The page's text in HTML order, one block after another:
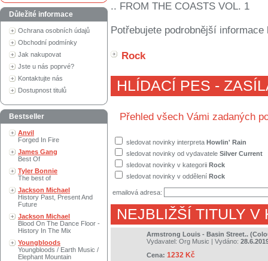
Důležité informace
Ochrana osobních údajů
Obchodní podmínky
Jak nakupovat
Jste u nás poprvé?
Kontaktujte nás
Dostupnost titulů
Bestseller
Anvil
Forged In Fire
James Gang
Best Of
Tyler Bonnie
The best of
Jackson Michael
History Past, Present And
Future
Jackson Michael
Blood On The Dance Floor -
History In The Mix
Youngbloods
Youngbloods / Earth Music /
Elephant Mountain
.. FROM THE COASTS VOL. 1
Potřebujete podrobnější
Rock
HLÍDACÍ PES -
Přehled všech Vámi zadaných
sledovat novinky interpreta Howlin' Rain
sledovat novinky od vydavatele Silver Current
sledovat novinky v kategorii Rock
sledovat novinky v oddělení Rock
emailová adresa:
NEJBLIŽŠÍ TITULY V
Armstrong Louis - Basin Street..
Vydavatel: Org Music | Vydáno:
Cena: 1232 Kč